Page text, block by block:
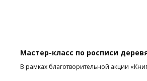
Мастер-класс по росписи
В рамках благотворительной акции